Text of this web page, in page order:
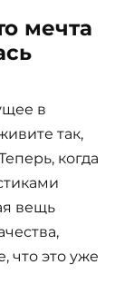
мечта
в
так,
когда
вещь
что это уже